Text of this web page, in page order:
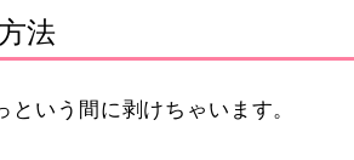
法
いう間に剥けちゃいます。